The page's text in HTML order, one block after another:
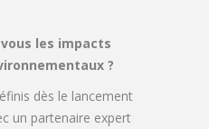
les impacts
?
dès le lancement
un partenaire expert